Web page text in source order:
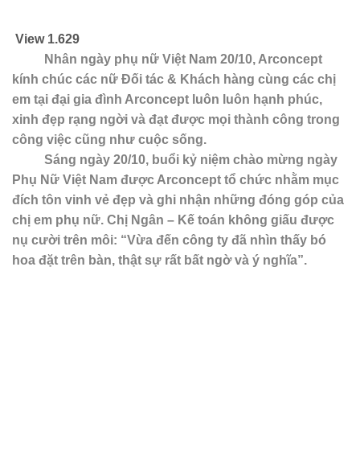
View 1.629
Nhân ngày phụ nữ Việt Nam 20/10, Arconcept
kính chúc các nữ Đối tác & Khách hàng cùng các chị
em tại đại gia đình Arconcept luôn luôn hạnh phúc,
xinh đẹp rạng ngời và đạt được mọi thành công trong
công việc cũng như cuộc sống.
Sáng ngày 20/10, buổi kỷ niệm chào mừng ngày
Phụ Nữ Việt Nam được Arconcept tổ chức nhằm mục
đích tôn vinh vẻ đẹp và ghi nhận những đóng góp của
chị em phụ nữ. Chị Ngân – Kế toán không giấu được
nụ cười trên môi: “Vừa đến công ty đã nhìn thấy bó
hoa đặt trên bàn, thật sự rất bất ngờ và ý nghĩa”.